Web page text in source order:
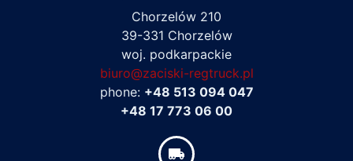
Chorzelów 210
39-331 Chorzelów
woj. podkarpackie
biuro@zaciski-regtruck.pl
phone: +48 513 094 047
+48 17 773 06 00